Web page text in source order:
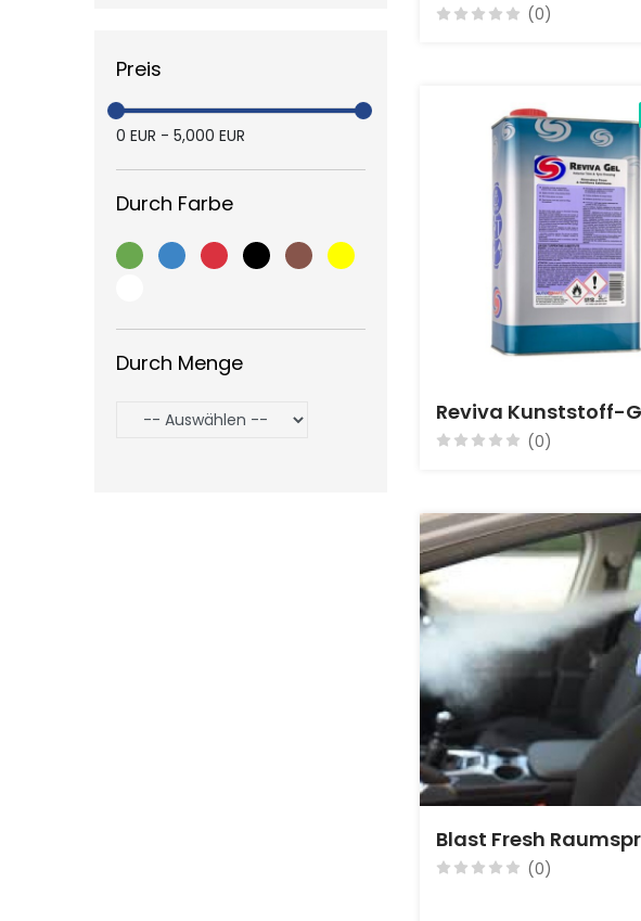
Preis
0 EUR - 5,000 EUR
Durch Farbe
Durch Menge
(0)
Reviva Kunststoff-
(0)
Blast Fresh
(0)